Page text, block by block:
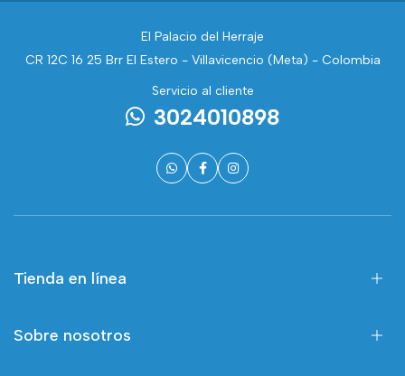
El Palacio del Herraje
CR 12C 16 25 Brr El Estero - Villavicencio (Meta) - Colombia
Servicio al cliente
3024010898
Tienda en línea
Sobre nosotros